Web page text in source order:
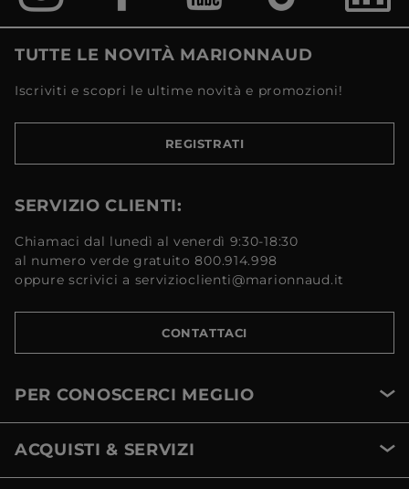
TUTTE LE NOVITÀ MARIONNAUD
Iscriviti e scopri le ultime novità e promozioni!
REGISTRATI
SERVIZIO CLIENTI:
Chiamaci dal lunedì al venerdì 9:30-18:30
al numero verde gratuito 800.914.998
oppure scrivici a servizioclienti@marionnaud.it
CONTATTACI
PER CONOSCERCI MEGLIO
ACQUISTI & SERVIZI